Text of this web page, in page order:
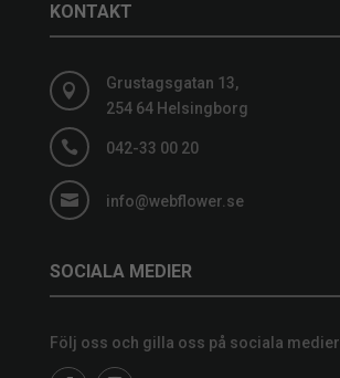
KONTAKT

Grustagsgatan 13,
254 64 Helsingborg
 042-33 00 20
 info@webflower.se
SOCIALA MEDIER
Följ oss och gilla oss på sociala medier.